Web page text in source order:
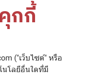
กกี้
("เว็บไซต์" หรือ
นโลยีอื่นใดที่มี